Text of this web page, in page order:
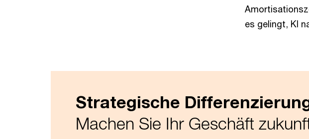
es gelingt, KI
Strategische
Machen Sie Ihr Geschäft